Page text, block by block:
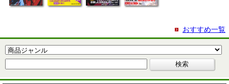
おすすめ一覧